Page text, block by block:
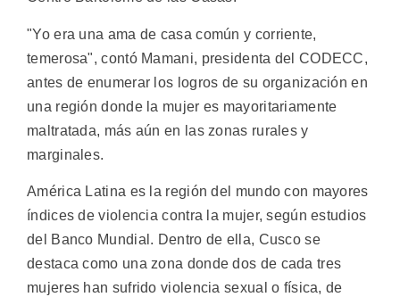
"Yo era una ama de casa común y corriente,
temerosa", contó Mamani, presidenta del CODECC,
antes de enumerar los logros de su organización en
una región donde la mujer es mayoritariamente
maltratada, más aún en las zonas rurales y
marginales.
América Latina es la región del mundo con mayores
índices de violencia contra la mujer, según estudios
del Banco Mundial. Dentro de ella, Cusco se
destaca como una zona donde dos de cada tres
mujeres han sufrido violencia sexual o física, de